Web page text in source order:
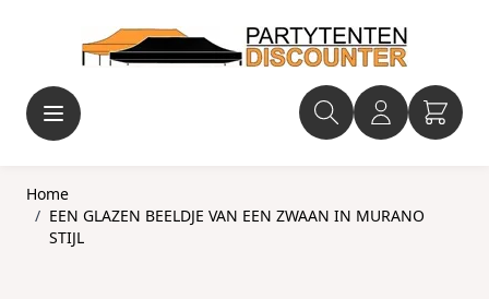
Home
/ EEN GLAZEN BEELDJE VAN EEN ZWAAN IN MURANO
STIJL